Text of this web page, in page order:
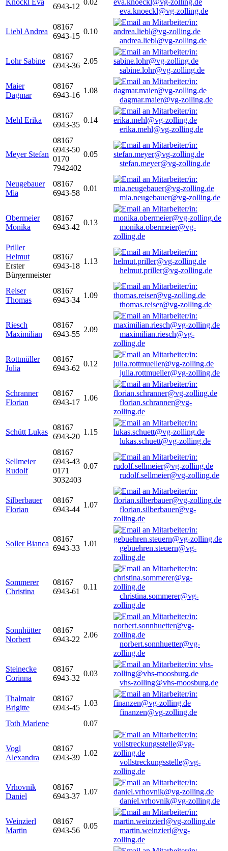
Knöckl Eva
6943-12
0.02
eva.knoeckl@vg-zolling.de
Liebl Andrea
08167
6943-15
0.10
andrea.liebl@vg-zolling.de
Lohr Sabine
08167
6943-36
2.05
sabine.lohr@vg-zolling.de
Maier
Dagmar
08167
6943-16
1.08
dagmar.maier@vg-zolling.de
Mehl Erika
08167
6943-35
0.14
erika.mehl@vg-zolling.de
Meyer Stefan
08167
6943-50
0170
7942402
0.05
stefan.meyer@vg-zolling.de
Neugebauer
Mia
08167
6943-58
0.01
mia.neugebauer@vg-zolling.de
Obermeier
Monika
08167
6943-42
0.13
monika.obermeier@vg-
zolling.de
Priller
Helmut
Erster
Bürgermeister
08167
6943-18
1.13
helmut.priller@vg-zolling.de
Reiser
Thomas
08167
6943-34
1.09
thomas.reiser@vg-zolling.de
Riesch
Maximilian
08167
6943-55
2.09
maximilian.riesch@vg-
zolling.de
Rottmüller
Julia
08167
6943-62
0.12
julia.rottmueller@vg-zolling.de
Schranner
Florian
08167
6943-17
1.06
florian.schranner@vg-
zolling.de
Schütt Lukas
08167
6943-20
1.15
lukas.schuett@vg-zolling.de
Sellmeier
Rudolf
08167
6943-43
0171
3032403
0.07
rudolf.sellmeier@vg-zolling.de
Silberbauer
Florian
08167
6943-44
1.07
florian.silberbauer@vg-
zolling.de
Soller Bianca
08167
6943-33
1.01
gebuehren.steuern@vg-
zolling.de
Sommerer
Christina
08167
6943-61
0.11
christina.sommerer@vg-
zolling.de
Sonnhütter
Norbert
08167
6943-22
2.06
norbert.sonnhuetter@vg-
zolling.de
Steinecke
Corinna
08167
6943-32
0.03
vhs-zolling@vhs-moosburg.de
Thalmair
Brigitte
08167
6943-45
1.03
finanzen@vg-zolling.de
Toth Marlene
0.07
Vogl
Alexandra
08167
6943-39
1.02
vollstreckungsstelle@vg-
zolling.de
Vrhovnik
Daniel
08167
6943-37
1.07
daniel.vrhovnik@vg-zolling.de
Weinzierl
Martin
08167
6943-56
0.05
martin.weinzierl@vg-
zolling.de